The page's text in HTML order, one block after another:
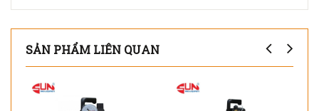
SẢN PHẨM LIÊN QUAN